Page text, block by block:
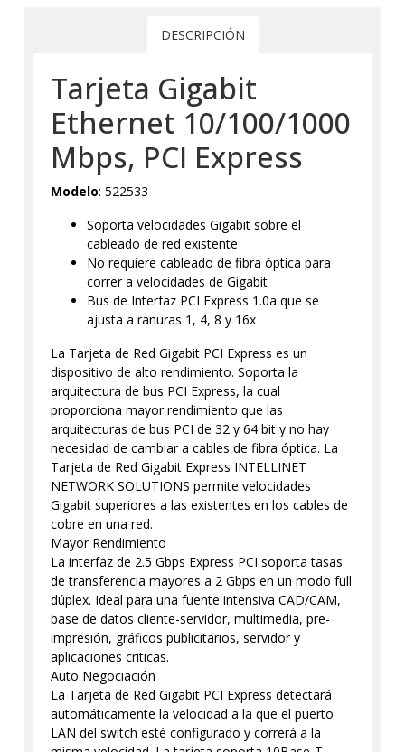
DESCRIPCIÓN
Tarjeta Gigabit
Ethernet 10/100/1000
Mbps, PCI Express
Modelo: 522533
Soporta velocidades Gigabit sobre el
cableado de red existente
No requiere cableado de fibra óptica para
correr a velocidades de Gigabit
Bus de Interfaz PCI Express 1.0a que se
ajusta a ranuras 1, 4, 8 y 16x
La Tarjeta de Red Gigabit PCI Express es un
dispositivo de alto rendimiento. Soporta la
arquitectura de bus PCI Express, la cual
proporciona mayor rendimiento que las
arquitecturas de bus PCI de 32 y 64 bit y no hay
necesidad de cambiar a cables de fibra óptica. La
Tarjeta de Red Gigabit Express INTELLINET
NETWORK SOLUTIONS permite velocidades
Gigabit superiores a las existentes en los cables de
cobre en una red.
Mayor Rendimiento
La interfaz de 2.5 Gbps Express PCI soporta tasas
de transferencia mayores a 2 Gbps en un modo full
dúplex. Ideal para una fuente intensiva CAD/CAM,
base de datos cliente-servidor, multimedia, pre-
impresión, gráficos publicitarios, servidor y
aplicaciones criticas.
Auto Negociación
La Tarjeta de Red Gigabit PCI Express detectará
automáticamente la velocidad a la que el puerto
LAN del switch esté configurado y correrá a la